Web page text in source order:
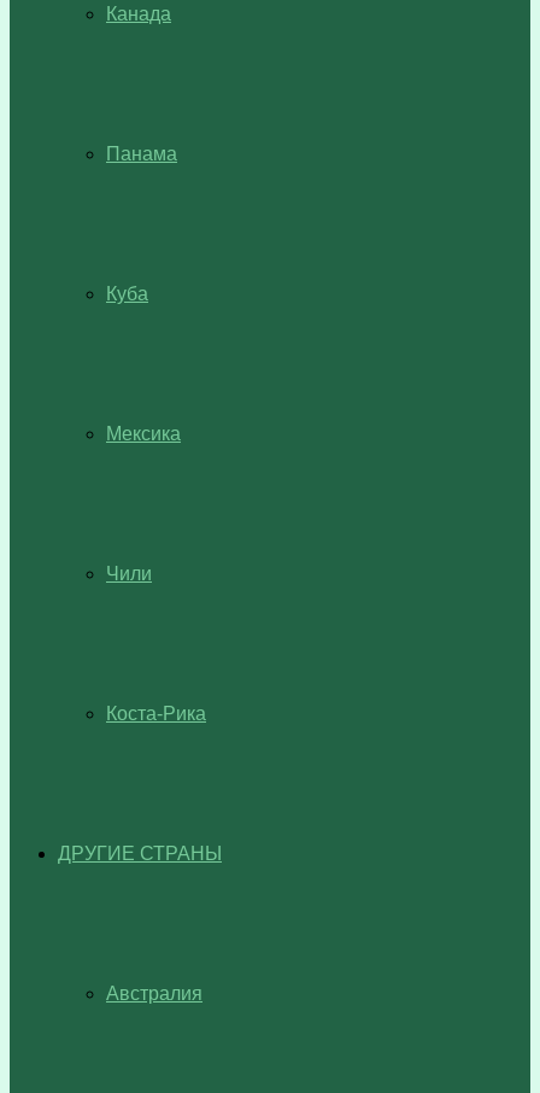
Канада
Панама
Куба
Мексика
Чили
Коста-Рика
ДРУГИЕ СТРАНЫ
Австралия